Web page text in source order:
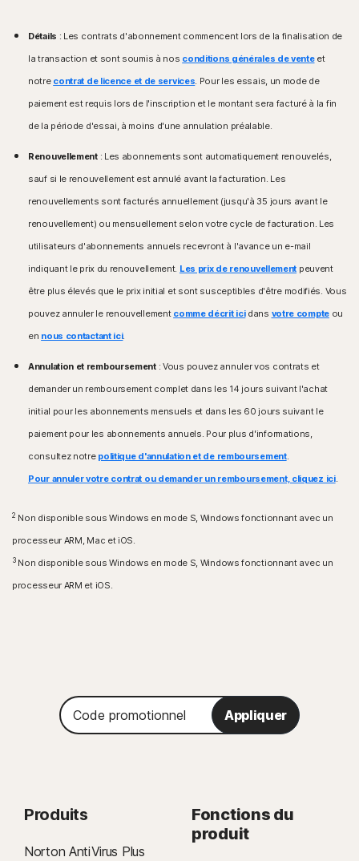
Microsoft Windows 11/10 (toutes les versions sauf
Windows 11/10 en mode S),
Microsoft Windows 7 (32 et 64 bits) avec Service Pack
1 (SP1) ou version ultérieure.
Mac exécutant la version actuelle ou les deux
versions précédentes d'Apple® macOS.
Systèmes d'exploitation Android™
Appareils sous Android 10.0 ou version ultérieure.
Installation de l'application Google Play requise.
ultérieure.
deux versions précédentes d'Apple® iOS.
précédente d'Apple® tvOS.
Systèmes d'exploitation Fire OS
et versions ultérieures.
Extension de navigateur
Mozilla Firefox
Microsoft Windows 10 (toutes les versions)
Microsoft Windows 8/8.1 (toutes les versions).
disponibles dans les navigateurs de l'écran de
démarrage de Windows 8.
Service Pack 1 (SP 1) ou version ultérieure avec prise
Systèmes d'exploitation Mac®
MacOS 10.13 ou version ultérieure.
Fonctions non prises en charge : Sauvegarde cloud
Systèmes d'exploitation Android™
Android 10.0 ou version ultérieure. Installation de l'app
en charge.
iPhone ou iPad exécutant la version actuelle ou les
deux versions précédentes d'Apple® iOS.
Détails : Les contrats d'abonnement commencent lors de la finalisation de
la transaction et sont soumis à nos conditions générales de venteet
notre contrat de licence et de services. Pour les essais, un mode de
paiement est requis lors de l'inscription et le montant sera facturé à la fin
de la période d'essai, à moins d'une annulation préalable.
Renouvellement : Les abonnements sont automatiquement renouvelés,
sauf si le renouvellement est annulé avant la facturation. Les
renouvellements sont facturés annuellement (jusqu'à 35 jours avant le
renouvellement) ou mensuellement selon votre cycle de facturation. Les
utilisateurs d'abonnements annuels recevront à l'avance un e-mail
indiquant le prix du renouvellement. Les prix de renouvellement peuvent
être plus élevés que le prix initial et sont susceptibles d'être modifiés. Vous
pouvez annuler le renouvellement comme décrit icidans votre compteou
en nous contactant ici.
Annulation et remboursement: Vous pouvez annuler vos contrats et
demander un remboursement complet dans les 14 jours suivant l'achat
initial pour les abonnements mensuels et dans les 60 jours suivant le
paiement pour les abonnements annuels. Pour plus d'informations,
consultez notre politique d'annulation et de remboursement.
Pour annuler votre contrat ou demander un remboursement, cliquez ici.
2 Non disponible sous Windows en mode S, Windows fonctionnant avec un
processeur ARM, Mac et iOS.
3Non disponible sous Windows en mode S, Windows fonctionnant avec un
processeur ARM et iOS.
Code
promotionnel
Appliquer
Produits
Norton AntiVirus Plus
Fonctions du
produit